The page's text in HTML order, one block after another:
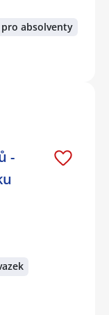
absolventy
-